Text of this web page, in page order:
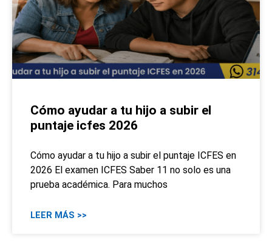
Cómo ayudar a tu hijo a subir el
puntaje icfes 2026
Cómo ayudar a tu hijo a subir el puntaje ICFES en
2026 El examen ICFES Saber 11 no solo es una
prueba académica. Para muchos
LEER MÁS >>